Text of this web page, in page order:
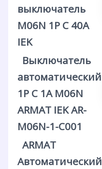
выключатель
M06N 1P C 40А
IEK
Выключатель
автоматический
1P C 1А M06N
ARMAT IEK AR-
M06N-1-C001
ARMAT
Автоматический